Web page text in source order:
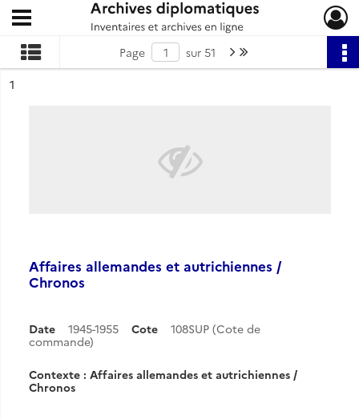
Archives diplomatiques
Ouvrir le menu déroulant
Page sur 51 Page suivante : 1/51
n°
1
Affaires allemandes et autrichiennes /
Chronos
Date 1945-1955 Cote
108SUP (Cote de
commande)
Contexte : Affaires allemandes et autrichiennes /
Chronos